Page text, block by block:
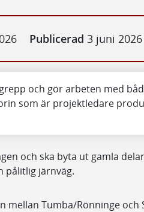
Publicerad 3 juni 2026
och gör arbeten med
som är projektledare
och ska byta ut gamla
pålitlig järnväg.
mellan Tumba/Rönninge och